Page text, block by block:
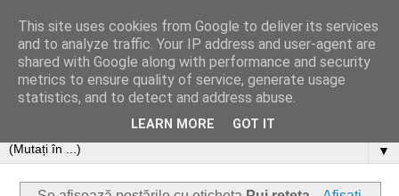
▼
This site uses cookies from Google to deliver its services
and to analyze traffic. Your IP address and user-agent are
shared with Google along with performance and security
metrics to ensure quality of service, generate usage
statistics, and to detect and address abuse.
LEARN MORE GOT IT